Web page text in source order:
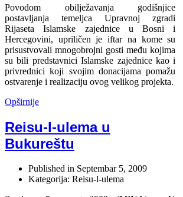
Povodom obilježavanja godišnjice
postavljanja temeljca Upravnoj zgradi
Rijaseta Islamske zajednice u Bosni i
Hercegovini, upriličen je iftar na kome su
prisustvovali mnogobrojni gosti među kojima
su bili predstavnici Islamske zajednice kao i
privrednici koji svojim donacijama pomažu
ostvarenje i realizaciju ovog velikog projekta.
Opširnije
Reisu-l-ulema u
Bukureštu
Published in Septembar 5, 2009
Kategorija: Reisu-l-ulema